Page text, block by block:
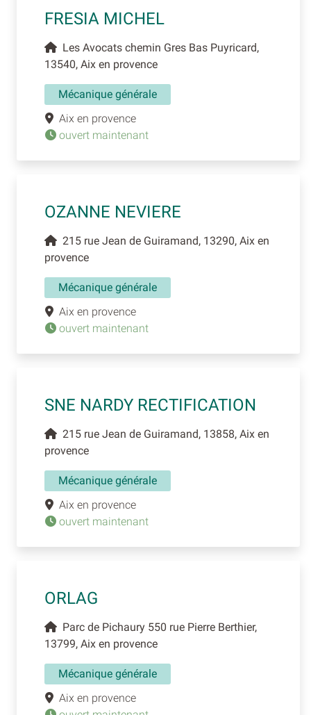
FRESIA MICHEL
Les Avocats chemin Gres Bas Puyricard,
13540, Aix en provence
Mécanique générale
Aix en provence
ouvert maintenant
OZANNE NEVIERE
215 rue Jean de Guiramand, 13290, Aix en
provence
Mécanique générale
Aix en provence
ouvert maintenant
SNE NARDY RECTIFICATION
215 rue Jean de Guiramand, 13858, Aix en
provence
Mécanique générale
Aix en provence
ouvert maintenant
ORLAG
Parc de Pichaury 550 rue Pierre Berthier,
13799, Aix en provence
Mécanique générale
Aix en provence